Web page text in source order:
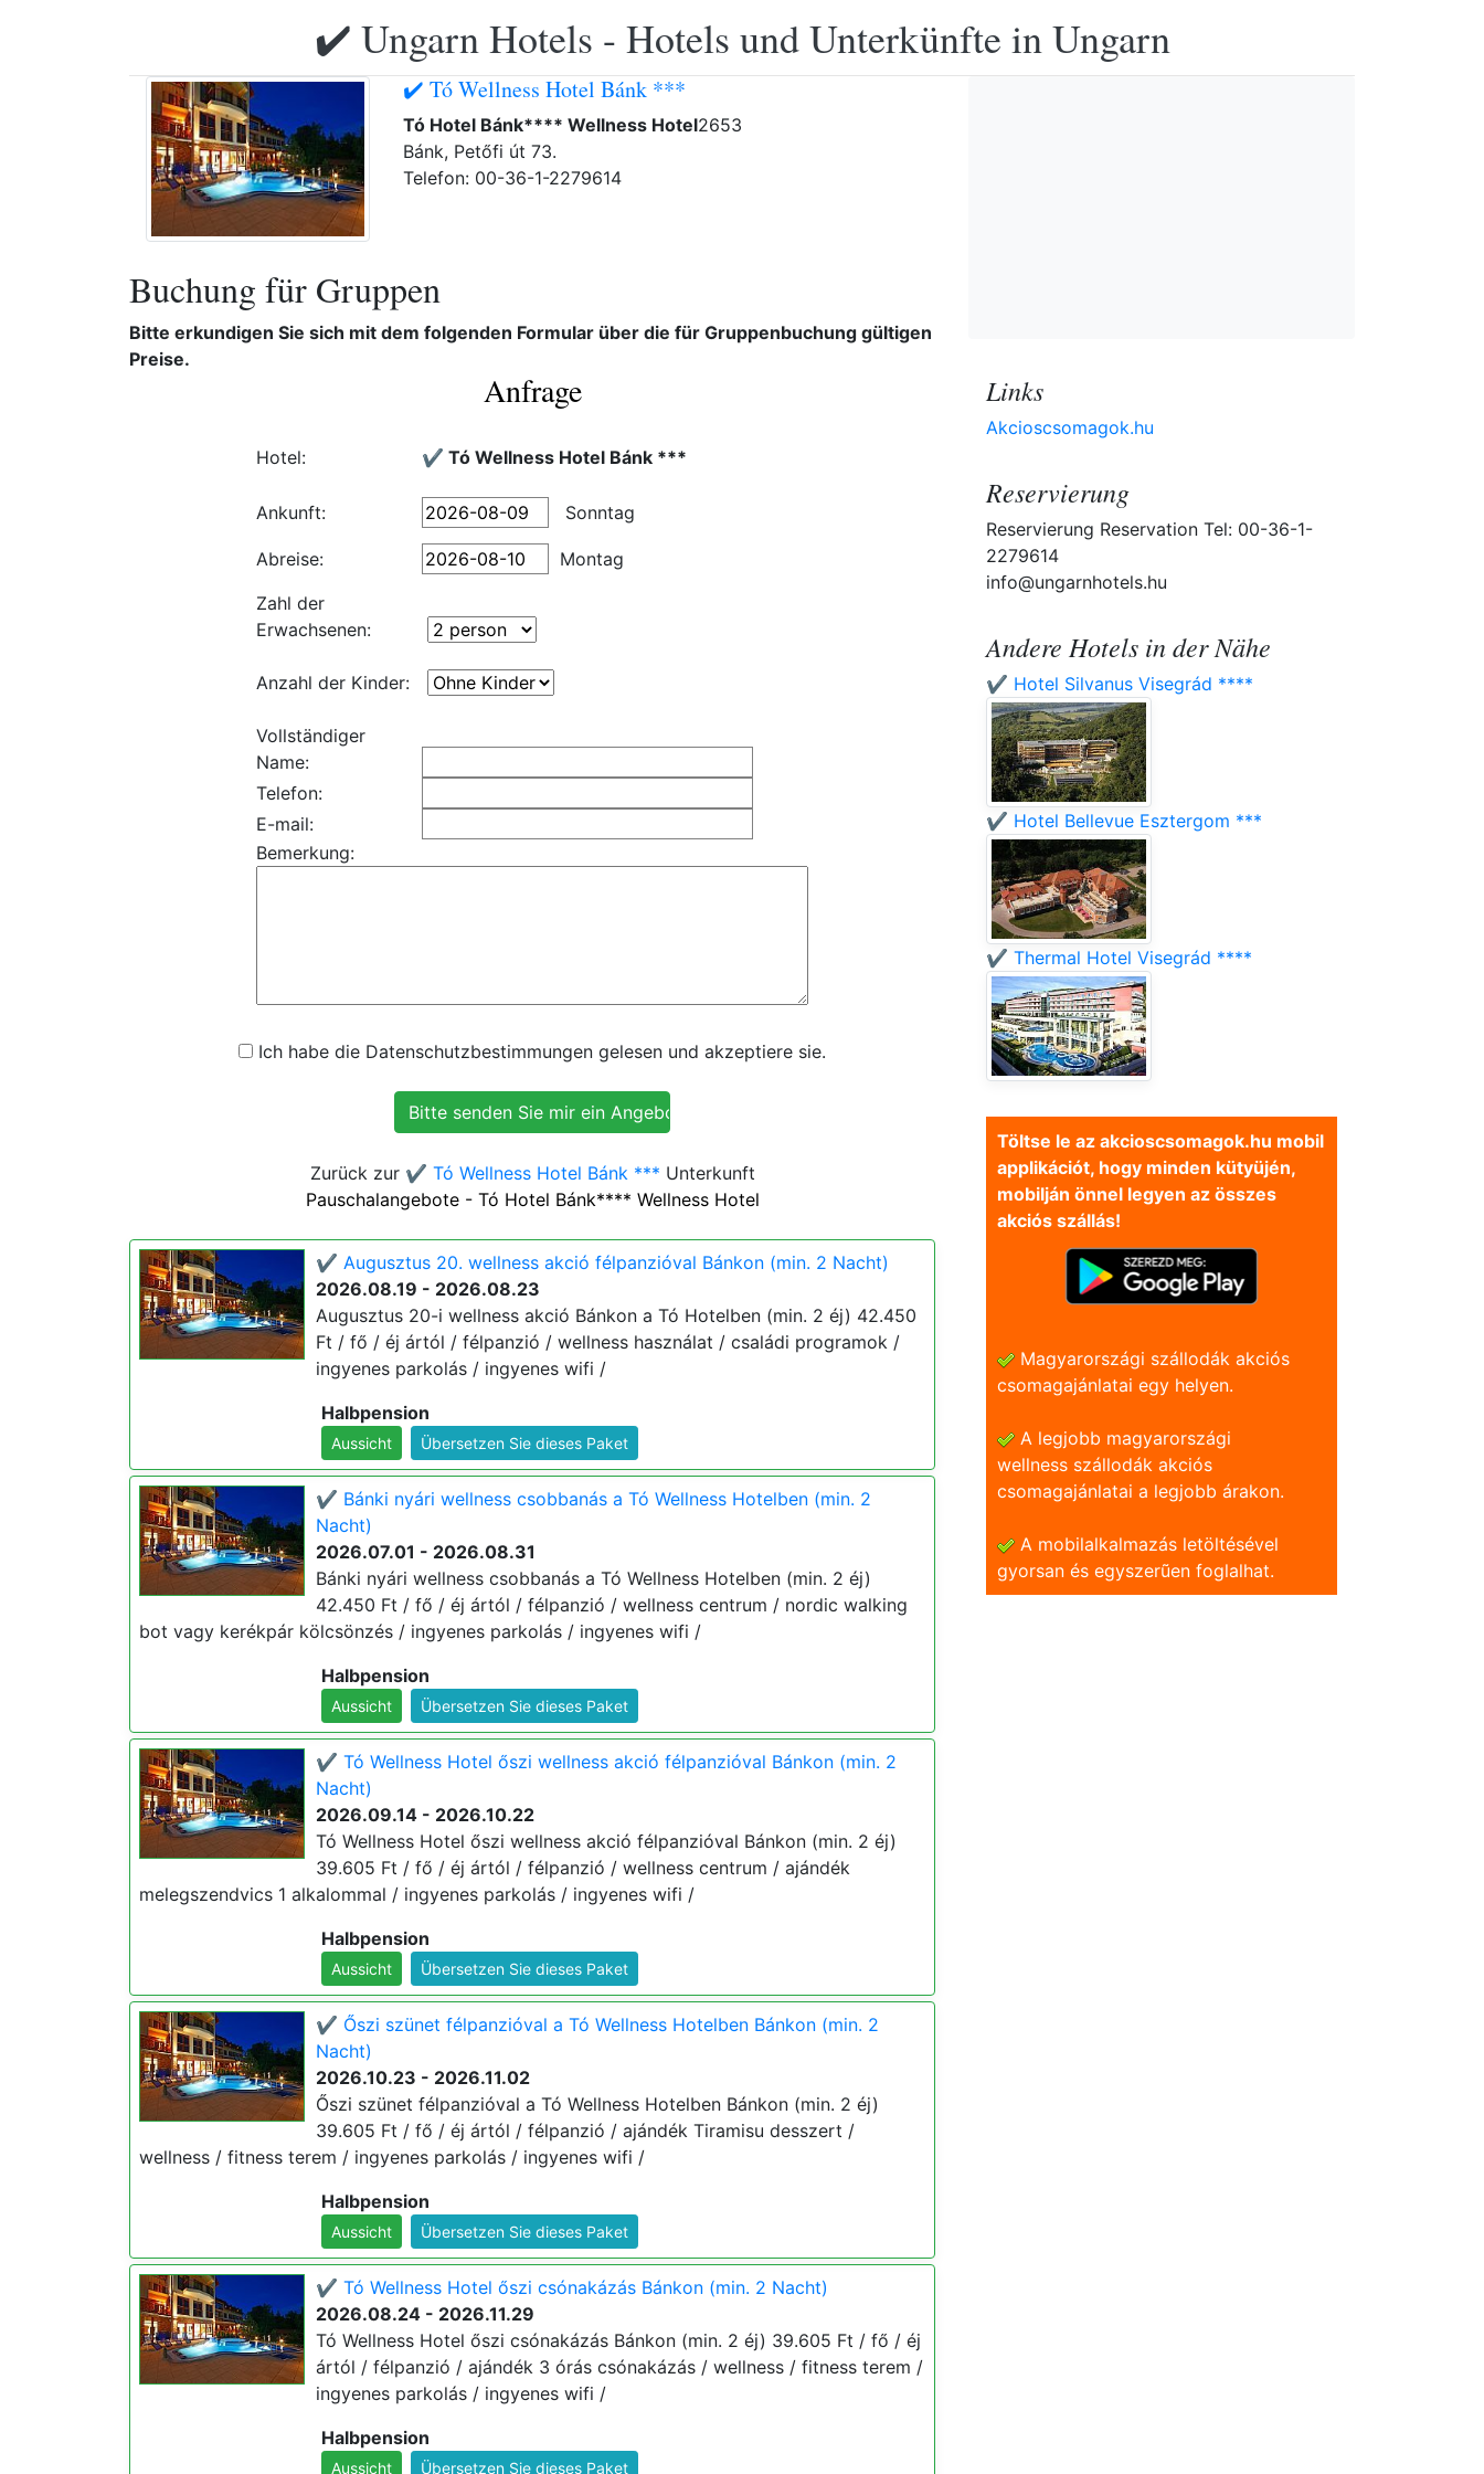
✔️ Ungarn Hotels - Hotels und Unterkünfte in Ungarn
✔️ Tó Wellness Hotel Bánk ***
Tó Hotel Bánk**** Wellness Hotel2653
Bánk, Petőfi út 73.
Telefon: 00-36-1-2279614
Buchung für Gruppen
Bitte erkundigen Sie sich mit dem folgenden Formular über die für Gruppenbuchung gültigen
Preise.
Anfrage
Hotel: ✔️ Tó Wellness Hotel Bánk ***
Ankunft: Sonntag
Abreise:
Montag
Zahl der
Erwachsenen:
Anzahl der Kinder:
Vollständiger
Name:
Telefon:
E-mail:
Bemerkung:
Ich habe die Datenschutzbestimmungen gelesen und akzeptiere sie.
Zurück zur ✔️ Tó Wellness Hotel Bánk *** Unterkunft
Pauschalangebote - Tó Hotel Bánk**** Wellness Hotel
✔️ Augusztus 20. wellness akció félpanzióval Bánkon (min. 2 Nacht)
2026.08.19 - 2026.08.23
Augusztus 20-i wellness akció Bánkon a Tó Hotelben (min. 2 éj) 42.450
Ft / fő / éj ártól / félpanzió / wellness használat / családi programok /
ingyenes parkolás / ingyenes wifi /
Halbpension
Aussicht Übersetzen Sie dieses Paket
✔️ Bánki nyári wellness csobbanás a Tó Wellness Hotelben (min. 2
Nacht)
2026.07.01 - 2026.08.31
Bánki nyári wellness csobbanás a Tó Wellness Hotelben (min. 2 éj)
42.450 Ft / fő / éj ártól / félpanzió / wellness centrum / nordic walking
bot vagy kerékpár kölcsönzés / ingyenes parkolás / ingyenes wifi /
Halbpension
Aussicht Übersetzen Sie dieses Paket
✔️ Tó Wellness Hotel őszi wellness akció félpanzióval Bánkon (min. 2
Nacht)
2026.09.14 - 2026.10.22
Tó Wellness Hotel őszi wellness akció félpanzióval Bánkon (min. 2 éj)
39.605 Ft / fő / éj ártól / félpanzió / wellness centrum / ajándék
melegszendvics 1 alkalommal / ingyenes parkolás / ingyenes wifi /
Halbpension
Aussicht Übersetzen Sie dieses Paket
✔️ Őszi szünet félpanzióval a Tó Wellness Hotelben Bánkon (min. 2
Nacht)
2026.10.23 - 2026.11.02
Őszi szünet félpanzióval a Tó Wellness Hotelben Bánkon (min. 2 éj)
39.605 Ft / fő / éj ártól / félpanzió / ajándék Tiramisu desszert /
wellness / fitness terem / ingyenes parkolás / ingyenes wifi /
Halbpension
Aussicht Übersetzen Sie dieses Paket
✔️ Tó Wellness Hotel őszi csónakázás Bánkon (min. 2 Nacht)
2026.08.24 - 2026.11.29
Tó Wellness Hotel őszi csónakázás Bánkon (min. 2 éj) 39.605 Ft / fő / éj
ártól / félpanzió / ajándék 3 órás csónakázás / wellness / fitness terem /
ingyenes parkolás / ingyenes wifi /
Halbpension
Aussicht Übersetzen Sie dieses Paket
Links
Akcioscsomagok.hu
Reservierung
Reservierung Reservation Tel: 00-36-1-
2279614
info@ungarnhotels.hu
Andere Hotels in der Nähe
✔️ Hotel Silvanus Visegrád ****
✔️ Hotel Bellevue Esztergom ***
✔️ Thermal Hotel Visegrád ****
Töltse le az akcioscsomagok.hu mobil
applikációt, hogy minden kütyüjén,
mobilján önnel legyen az összes
akciós szállás!
Magyarországi szállodák akciós
csomagajánlatai egy helyen.
A legjobb magyarországi
wellness szállodák akciós
csomagajánlatai a legjobb árakon.
A mobilalkalmazás letöltésével
gyorsan és egyszerũen foglalhat.